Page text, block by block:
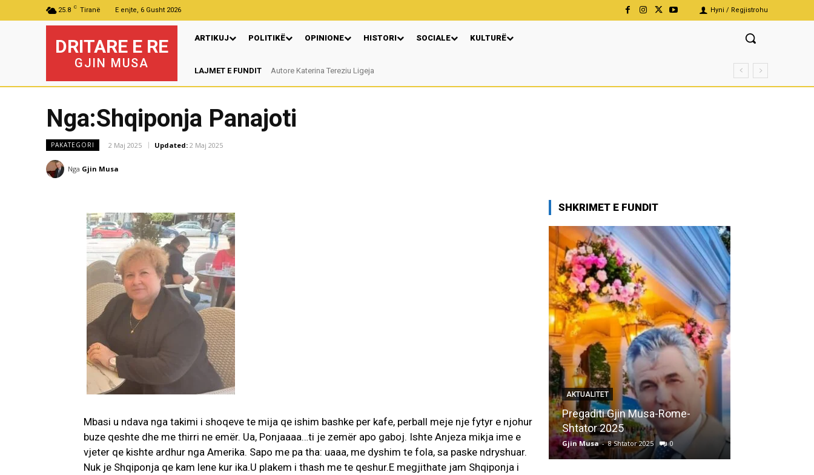
25.8 C Tiranë E enjte, 6 Gusht 2026 Hyni / Regjistrohu
DRITARE E RE
GJIN MUSA
ARTIKUJ POLITIKË OPINIONE HISTORI SOCIALE KULTURË
LAJMET E FUNDIT Autore Katerina Tereziu Ligeja
Nga:Shqiponja Panajoti
PAKATEGORI 2 Maj 2025 Updated: 2 Maj 2025
Nga Gjin Musa
Mbasi u ndava nga takimi i shoqeve te mija qe ishim bashke per kafe, perball meje nje fytyr e njohur
buze qeshte dhe me thirri ne emër. Ua, Ponjaaaa…ti je zemër apo gaboj. Ishte Anjeza mikja ime e
vjeter qe kishte ardhur nga Amerika. Sapo me pa tha: uaaa, me dyshim te fola, sa paske ndryshuar.
Nuk je Shqiponja qe kam lene kur ika.U plakem i thash me te qeshur.E megjithate jam Shqiponja i
SHKRIMET E FUNDIT
SHQIPTARE NË ITALI
Gjin Musa - 20 Shtator 2025 1
AKTUALITET
Pregaditi Gjin Musa-Rome-
Shtator 2025
Gjin Musa - 8 Shtator 2025 0